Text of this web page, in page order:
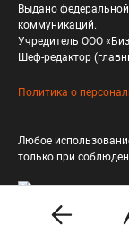
Выдано
коммуникаций.
Учредитель ООО
Шеф-редактор
Политика о
Любое
только при